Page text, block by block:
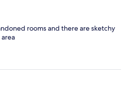
rooms and there are sketchy